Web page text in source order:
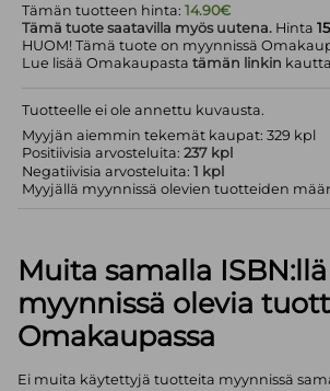
Tämän tuotteen hinta:14.90€
Tämä tuote saatavilla myös uutena. Hinta
HUOM! Tämä tuote on myynnissä
Lue lisää Omakaupastatämän linkin
Tuotteelle ei ole annettu kuvausta.
Myyjän aiemmin tekemät kaupat: 329 kpl
Positiivisia arvosteluita:237 kpl
Negatiivisia arvosteluita:1 kpl
Myyjällä myynnissä olevien tuotteiden
Muita samalla ISBN:llä
myynnissä olevia
Omakaupassa
Ei muita käytettyjä tuotteita myynnissä